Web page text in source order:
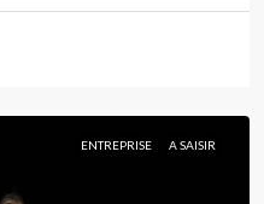
ENTREPRISE A SAISIR